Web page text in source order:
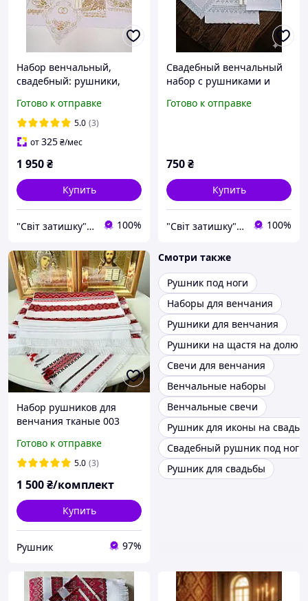
Набор венчальный,
свадебный: рушники,
Готово к отправке
5.0 (3)
от325₴/мес
1 950₴
Купить
"Світ затишку" интернет-магазин текстиля и швейной фурнитуры 100%
Свадебный венчальный
набор с рушниками и
принт на белом
Готово к отправке
750₴
Купить
"Світ затишку" интернет-магазин текстиля и швейной фурнитуры 100%
Набор рушников для
венчания тканые 003
Готово к отправке
5.0 (3)
1 500₴/комплект
Купить
Рушник 97%
Смотри также
Рушник под ноги
Наборы для венчания
Рушники для венчания
Рушники на щастя на долю
Свечи для венчания
Венчальные наборы
Венчальные свечи
Рушник для иконы на
Свадебный рушник под ноги
Рушник для свадьбы